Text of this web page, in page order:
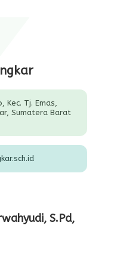
Kec. Tj. Emas,
Sumatera Barat
S.Pd,